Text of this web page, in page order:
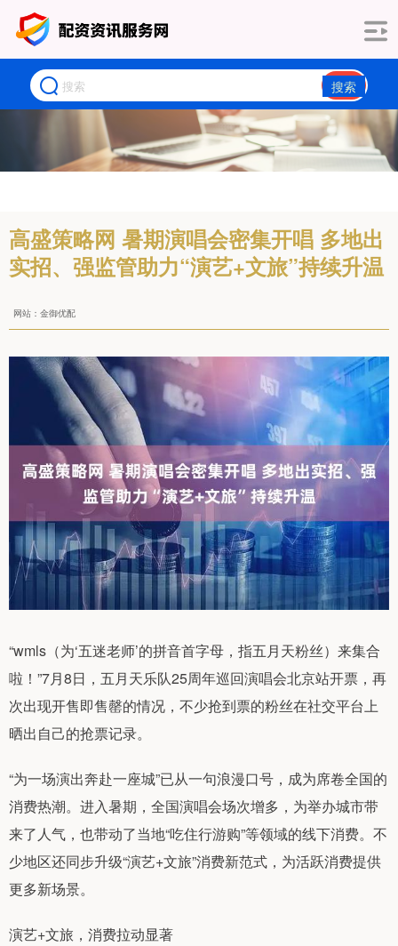
搜索
高盛策略网 暑期演唱会密集开唱 多地出
实招、强监管助力“演艺+文旅”持续升温
网站：金御优配
“wmls（为‘五迷老师’的拼音首字母，指五月天粉丝）来集合
啦！”7月8日，五月天乐队25周年巡回演唱会北京站开票，再
次出现开售即售罄的情况，不少抢到票的粉丝在社交平台上
晒出自己的抢票记录。
“为一场演出奔赴一座城”已从一句浪漫口号，成为席卷全国的
消费热潮。进入暑期，全国演唱会场次增多，为举办城市带
来了人气，也带动了当地“吃住行游购”等领域的线下消费。不
少地区还同步升级“演艺+文旅”消费新范式，为活跃消费提供
更多新场景。
演艺+文旅，消费拉动显著